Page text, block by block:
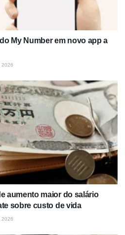
My Number em novo app a
2026
aumento maior do salário
sobre custo de vida
2026